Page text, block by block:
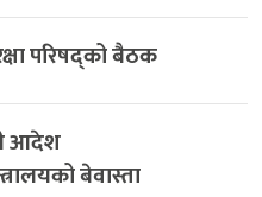
परिषद्को बैठक
आदेश
बेवास्ता